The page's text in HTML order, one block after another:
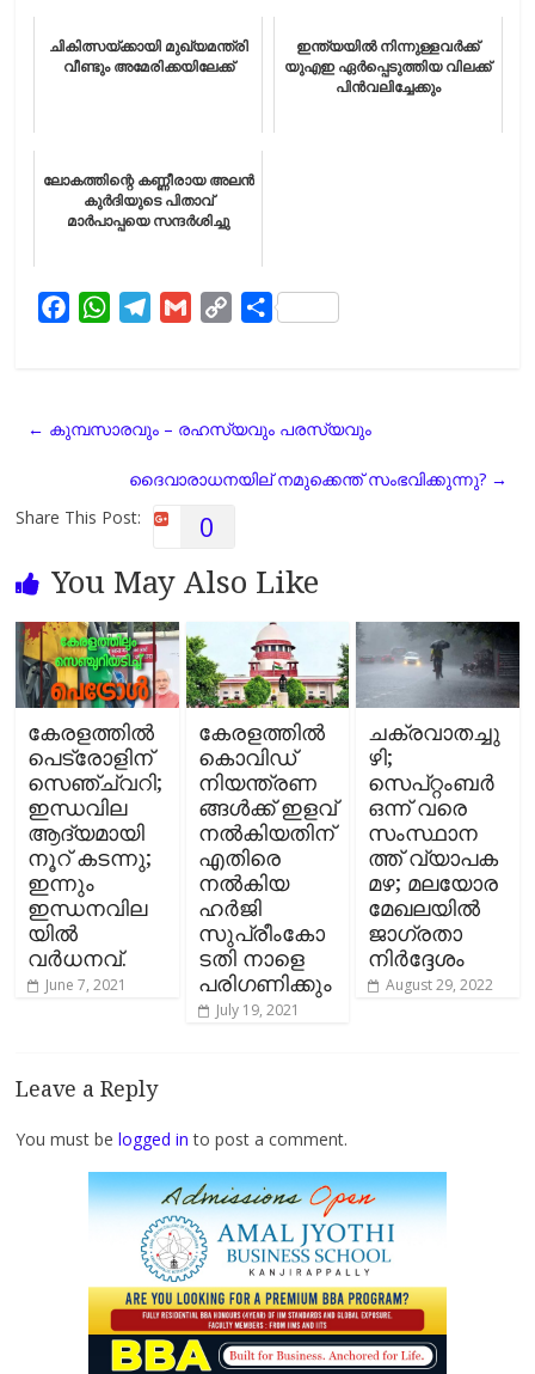
ചികിത്സയ്ക്കായി മുഖ്യമന്ത്രി
വീണ്ടും അമേരിക്കയിലേക്ക്
ഇന്ത്യയിൽ നിന്നുള്ളവർക്ക്
യുഎഇ ഏർപ്പെടുത്തിയ വിലക്ക്
പിൻവലിച്ചേക്കും
ലോകത്തിന്റെ കണ്ണീരായ അലൻ
കുർദിയുടെ പിതാവ്
മാര്‍പാപ്പയെ സന്ദര്‍ശിച്ചു
b
k
W
s
p
g
a
m
l
L
n
S
e
← കുമ്പസാരവും – രഹസ്യവും പരസ്യവും
ദൈവാരാധനയില് നമുക്കെന്ത് സംഭവിക്കുന്നു? →
Share This Post:
0
You May Also Like
കേരളത്തിൽ
പെട്രോളിന്
സെഞ്ച്വറി;
ഇന്ധവില
ആദ്യമായി
നൂറ് കടന്നു;
ഇന്നും
ഇന്ധനവില
യിൽ
വർധനവ്.
June 7, 2021
കേരളത്തില്‍
കൊവിഡ്
നിയന്ത്രണ
ങ്ങള്‍ക്ക് ഇളവ്
നല്‍കിയതിന്
എതിരെ
നല്‍കിയ
ഹര്‍ജി
സുപ്രീംകോ
ടതി നാളെ
പരി​ഗണിക്കും
July 19, 2021
ചക്രവാതച്ചു
ഴി;
സെപ്റ്റംബർ
ഒന്ന് വരെ
സംസ്ഥാന
ത്ത് വ്യാപക
മഴ; മലയോര
മേഖലയിൽ
ജാഗ്രതാ
നിർദ്ദേശം
August 29, 2022
Leave a Reply
You must belogged in to post a comment.